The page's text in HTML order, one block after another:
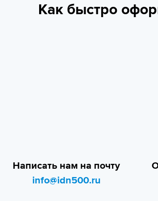
Как быстро
Написать нам на почту
info@idn500.ru